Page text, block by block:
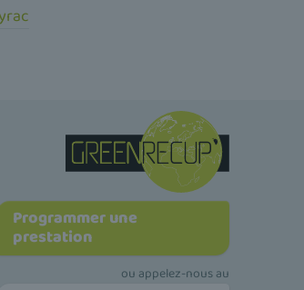
Programmer une
prestation
ou appelez-nous au